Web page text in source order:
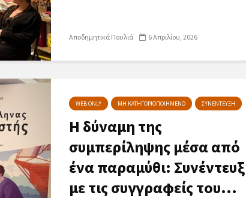
Αποδημητικά Πουλιά 6 Απριλίου, 2026
WEB ONLY ΜΗ ΚΑΤΗΓΟΡΙΟΠΟΙΗΜΕΝΟ ΣΥΝΕΝΤΕΥΞΗ
Η δύναμη της
συμπερίληψης μέσα από
ένα παραμύθι:
με τις συγγραφείς του...